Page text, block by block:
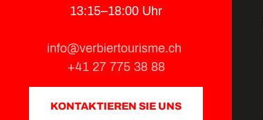
13:15–18:00 Uhr
info@verbiertourisme.ch
+41 27 775 38 88
KONTAKTIEREN SIE UNS